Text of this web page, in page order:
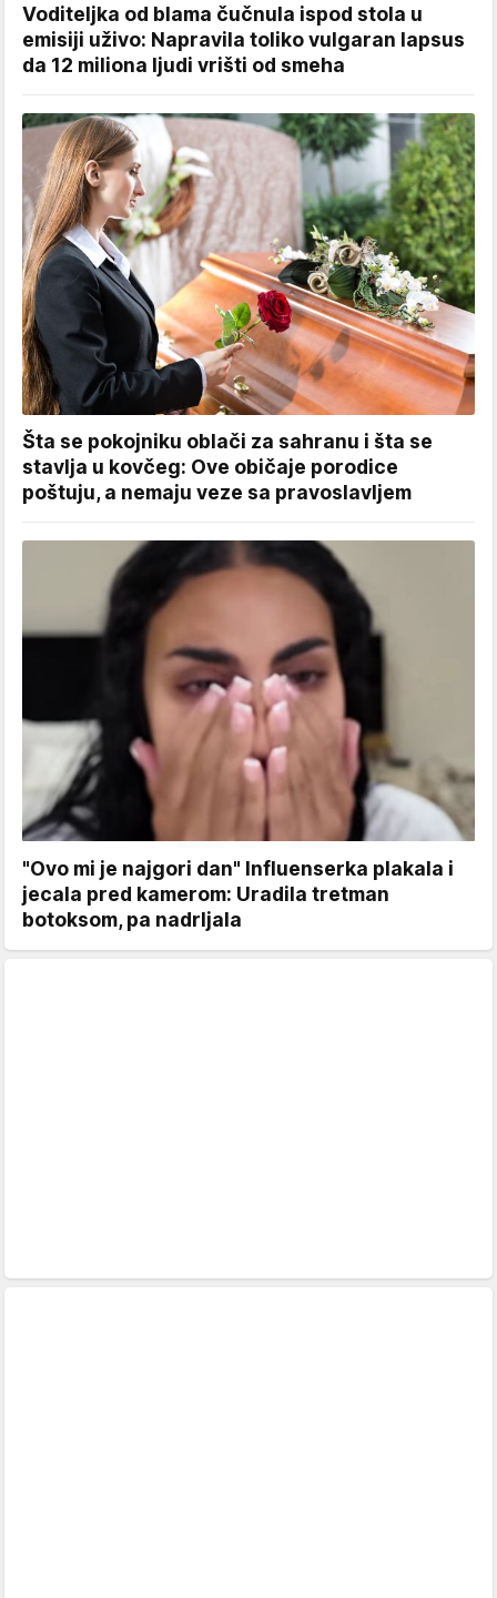
Voditeljka od blama čučnula ispod stola u
emisiji uživo: Napravila toliko vulgaran lapsus
da 12 miliona ljudi vrišti od smeha
Šta se pokojniku oblači za sahranu i šta se
stavlja u kovčeg: Ove običaje porodice
poštuju, a nemaju veze sa pravoslavljem
"Ovo mi je najgori dan" Influenserka plakala i
jecala pred kamerom: Uradila tretman
botoksom, pa nadrljala